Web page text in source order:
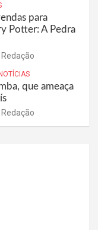
para
Potter: A Pedra
Redação
que ameaça
Redação